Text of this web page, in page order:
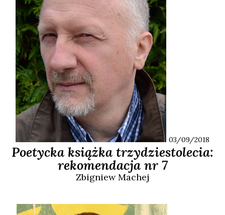
03/09/2018
Poetycka książka trzydziestolecia:
rekomendacja nr 7
ZbigniewMachej